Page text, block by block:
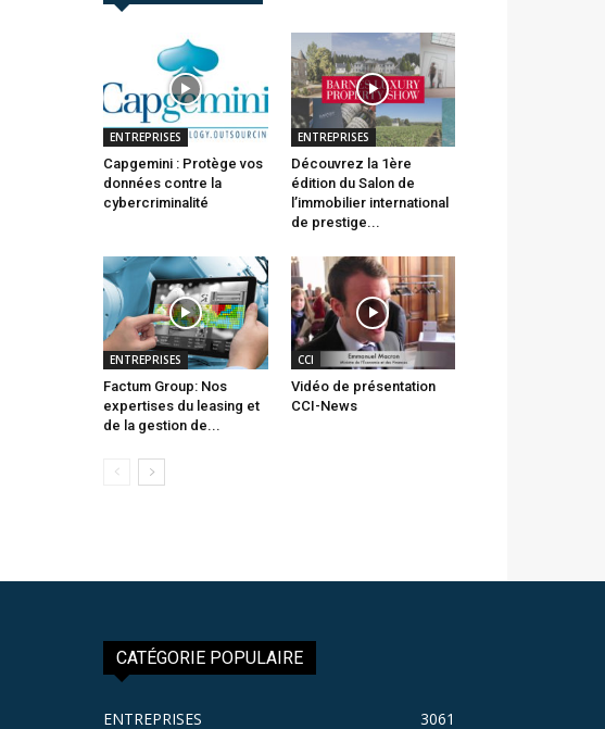
ENTREPRISES
Capgemini : Protège vos
données contre la
cybercriminalité
ENTREPRISES
Découvrez la 1ère
édition du Salon de
l’immobilier international
de prestige...
ENTREPRISES
Factum Group: Nos
expertises du leasing et
de la gestion de...
CCI
Vidéo de présentation
CCI-News
CATÉGORIE POPULAIRE
ENTREPRISES 3061